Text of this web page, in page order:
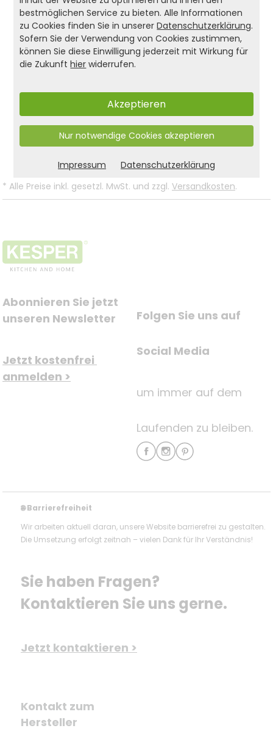
reinigen. Gefertigt aus FSC®-zertifiziertem
Material (FSC® C014021) überzeugt dieser
Schuhschrank durch durchdachte Funktionalität
und ein modernes Design – ideal für eine
aufgeräumte und stilvolle Wohnumgebung.
Produkt- und Sicherheitshinweise:
Zurück zur Liste
* Alle Preise inkl. gesetzl. MwSt. und zzgl. Versandkosten.
Abonnieren Sie jetzt
unseren Newsletter
Jetzt kostenfrei
anmelden >
Folgen Sie uns auf
Social Media
um immer auf dem
Laufenden zu bleiben.
🌐Barrierefreiheit
Wir arbeiten aktuell daran, unsere Website barrierefrei zu gestalten.
Die Umsetzung erfolgt zeitnah – vielen Dank für Ihr Verständnis!
Sie haben Fragen?
Kontaktieren Sie uns gerne.
Jetzt kontaktieren >
Kontakt zum
Hersteller
bestmöglichen Service zu bieten. Alle Informationen
zu Cookies finden Sie in unsererDatenschutzerklärung.
Sofern Sie der Verwendung von Cookies zustimmen,
können Sie diese Einwilligung jederzeit mit Wirkung für
die Zukunfthier widerrufen.
Akzeptieren
Nur notwendige Cookies akzeptieren
Impressum Datenschutzerklärung